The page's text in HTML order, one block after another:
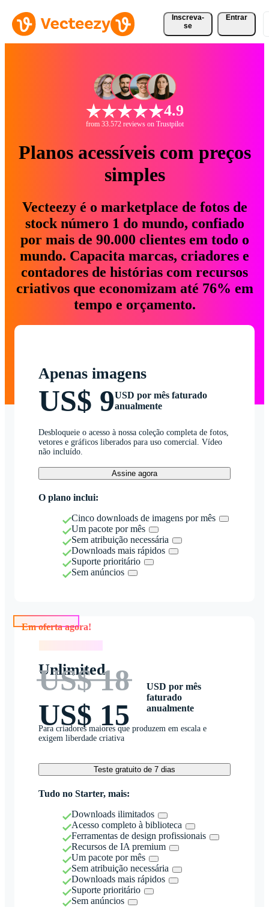
Inscreva-
se
Entrar
4.9
from 33.572 reviews on Trustpilot
Planos acessíveis com preços
simples
Vecteezy é o marketplace de fotos de
stock número 1 do mundo, confiado
por mais de 90.000 clientes em todo o
mundo. Capacita marcas, criadores e
contadores de histórias com recursos
criativos que economizam até 76% em
tempo e orçamento.
Apenas imagens
US$ 9USD por mês faturado
anualmente
Desbloqueie o acesso à nossa coleção completa de fotos,
vetores e gráficos liberados para uso comercial. Vídeo
não incluído.
Assine agora
O plano inclui:
Cinco downloads de imagens por mês
Um pacote por mês
Sem atribuição necessária
Downloads mais rápidos
Suporte prioritário
Sem anúncios
Unlimited
US$ 18
US$ 15
USD por mês
faturado
anualmente
Para criadores maiores que produzem em escala e
exigem liberdade criativa
Teste gratuito de 7 dias
Tudo no Starter, mais:
Downloads ilimitados
Acesso completo à biblioteca
Ferramentas de design profissionais
Recursos de IA premium
Um pacote por mês
Sem atribuição necessária
Downloads mais rápidos
Suporte prioritário
Sem anúncios